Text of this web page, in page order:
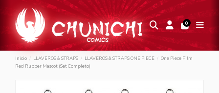
0
Inicio LLAVEROS & STRAPS LLAVEROS & STRAPS ONE PIECE
One Piece Film
Red Rubber Mascot (Set Completo)